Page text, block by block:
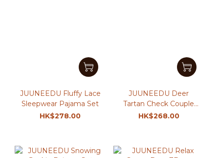
JUUNEEDU Fluffy Lace
Sleepwear Pajama Set
HK$278.00
JUUNEEDU Deer
Tartan Check Couple
Pajama Set
HK$268.00